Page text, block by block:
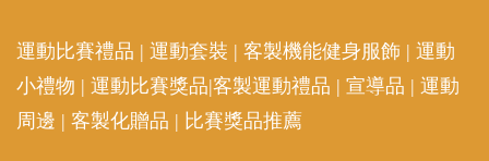
運動比賽禮品 | 運動套裝 | 客製機能健身服飾 | 運動
小禮物 | 運動比賽獎品|客製運動禮品 | 宣導品 | 運動
周邊 | 客製化贈品 | 比賽獎品推薦